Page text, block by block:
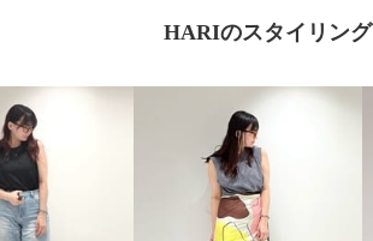
HARIのスタイリング